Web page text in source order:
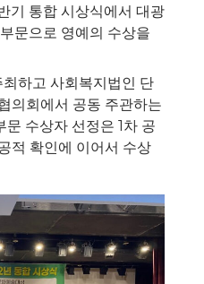
기 통합 시상식에서 대광
문으로 영예의 수상을
하고 사회복지법인 단
의회에서 공동 주관하는
수상자 선정은 1차 공
적 확인에 이어서 수상